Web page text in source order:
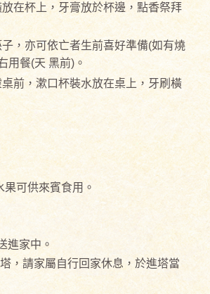
在杯上，牙膏放於杯邊，點香祭拜
，亦可依亡者生前喜好準備(如有燒
用餐(天 黑前)。
前，漱口杯裝水放在桌上，牙刷橫
可供來賓食用。
進家中。
，請家屬自行回家休息，於進塔當